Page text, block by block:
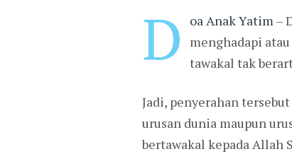
D oa Anak Yatim –
menghadapi
tawakal tak
Jadi, penyerahan
urusan dunia maupun
bertawakal kepada Allah